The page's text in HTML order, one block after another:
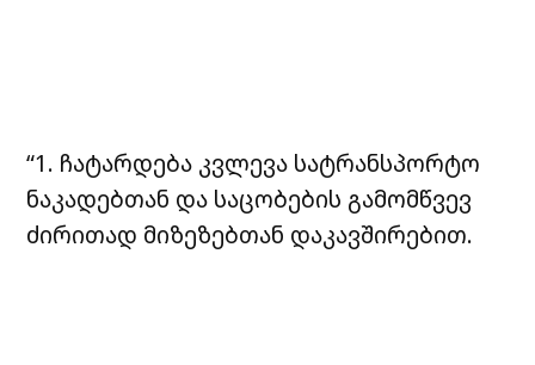
“1. ჩატარდება კვლევა სატრანსპორტო
ნაკადებთან და საცობების გამომწვევ
ძირითად მიზეზებთან დაკავშირებით.